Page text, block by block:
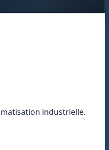
industrielle.